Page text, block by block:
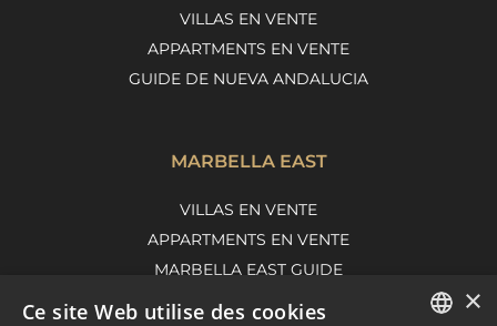
VILLAS EN VENTE
APPARTMENTS EN VENTE
GUIDE DE NUEVA ANDALUCIA
MARBELLA EAST
VILLAS EN VENTE
APPARTMENTS EN VENTE
MARBELLA EAST GUIDE
×
Ce site Web utilise des cookies